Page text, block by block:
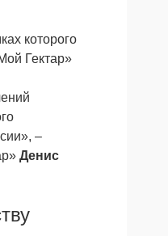
которого
Гектар»
–
Денис